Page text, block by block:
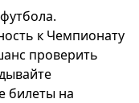
к Чемпионату
проверить
билеты на